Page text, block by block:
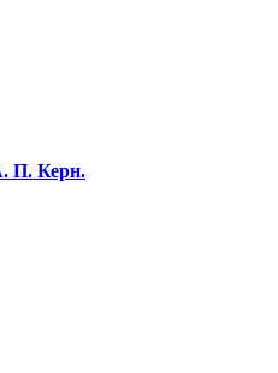
П. Керн.